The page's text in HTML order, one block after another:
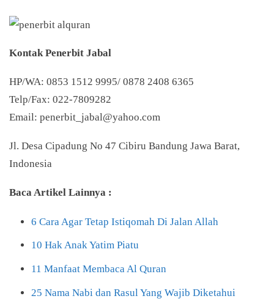
Kontak Penerbit Jabal
HP/WA: 0853 1512 9995/ 0878 2408 6365
Telp/Fax: 022-7809282
Email: penerbit_jabal@yahoo.com
Jl. Desa Cipadung No 47 Cibiru Bandung Jawa Barat,
Indonesia
Baca Artikel Lainnya :
6 Cara Agar Tetap Istiqomah Di Jalan Allah
10 Hak Anak Yatim Piatu
11 Manfaat Membaca Al Quran
25 Nama Nabi dan Rasul Yang Wajib Diketahui